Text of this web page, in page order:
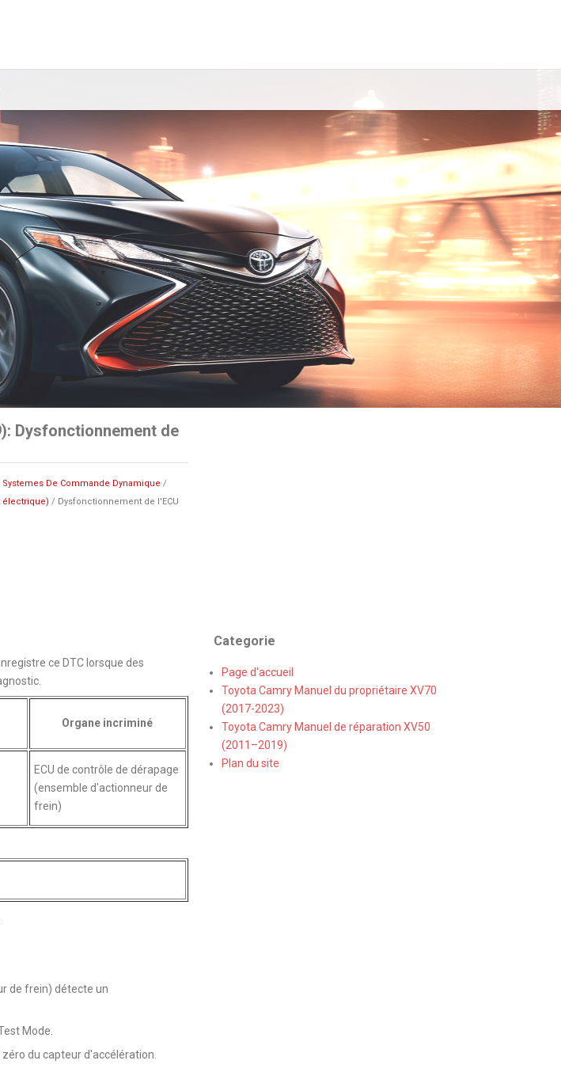
Dysfonctionnement de
De Commande Dynamique /
électrique) / Dysfonctionnement de l'ECU
ce DTC lorsque des
Organe incriminé
ECU de contrôle de dérapage
(ensemble d'actionneur de
frein)
de frein) détecte un
Mode.
du capteur d'accélération.
Categorie
Page d'accueil
Toyota Camry Manuel du propriétaire XV70
(2017-2023)
Toyota Camry Manuel de réparation XV50
(2011–2019)
Plan du site